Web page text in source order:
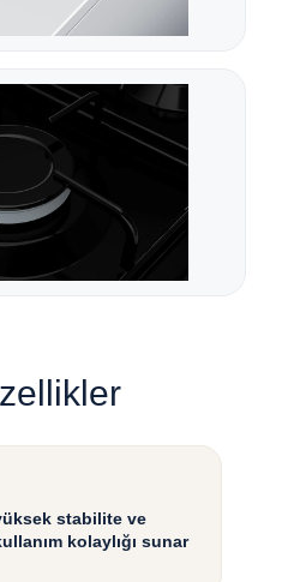
stabilite ve
kolaylığı sunar